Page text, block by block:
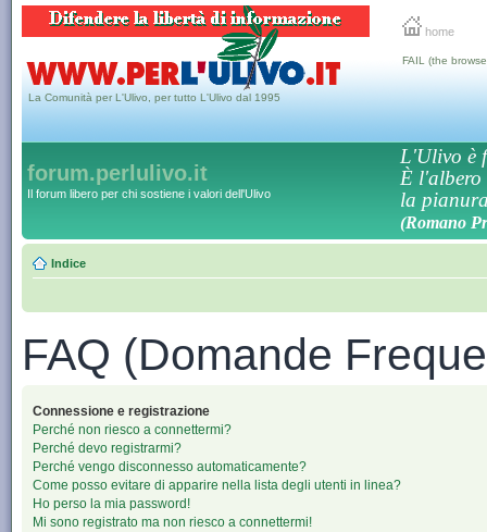
home
La Comunità per L'Ulivo, per tutto L'Ulivo dal 1995
FAIL (the
forum.perlulivo.it
Il forum libero per chi sostiene i valori dell'Ulivo
L'Ulivo è
È l'albero
la
(Romano
Indice
FAQ (Domande
Connessione e registrazione
Perché non riesco a connettermi?
Perché devo registrarmi?
Perché vengo disconnesso automaticamente?
Come posso evitare di apparire nella lista degli utenti in linea?
Ho perso la mia password!
Mi sono registrato ma non riesco a connettermi!